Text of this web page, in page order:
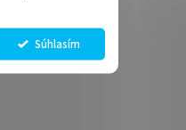
Súhlasím